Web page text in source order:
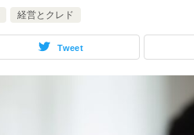
経営とクレド
Tweet